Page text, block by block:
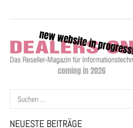
Suchen
nach:
NEUESTE BEITRÄGE